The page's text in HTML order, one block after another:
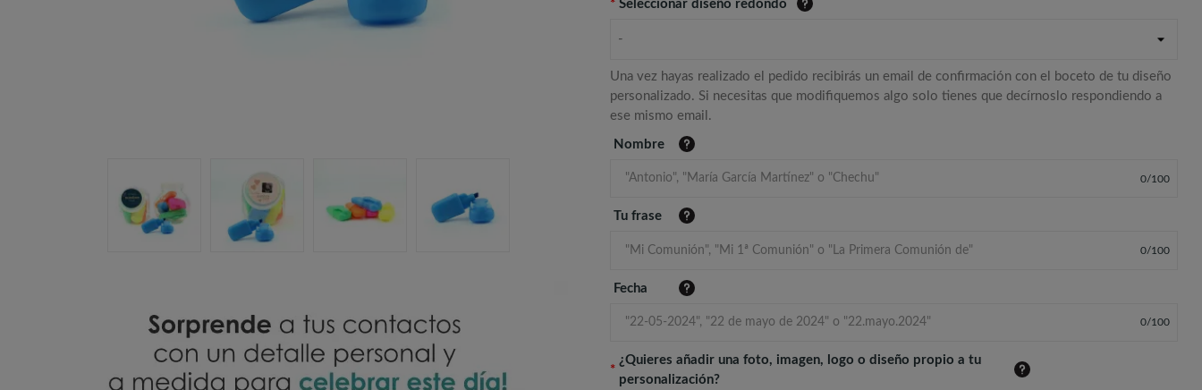
* Seleccionar diseño redondo
-
Una vez hayas realizado el pedido recibirás un email de confirmación con el boceto de tu diseño
personalizado. Si necesitas que modifiquemos algo solo tienes que decírnoslo respondiendo a
ese mismo email.
Nombre
0/100
Tu frase
0/100
Fecha
0/100
*
¿Quieres añadir una foto, imagen, logo o diseño propio a tu
personalización?